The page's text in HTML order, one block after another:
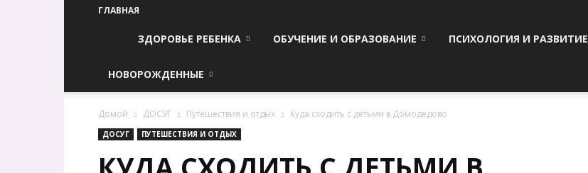
ГЛАВНАЯ
ЗДОРОВЬЕ РЕБЕНКА ОБУЧЕНИЕ И ОБРАЗОВАНИЕ ПСИХОЛОГИЯ И РАЗВИТИЕ
НОВОРОЖДЕННЫЕ
Домой ДОСУГ Путешествия и отдых Куда сходить с детьми в Домодедово
ДОСУГ ПУТЕШЕСТВИЯ И ОТДЫХ